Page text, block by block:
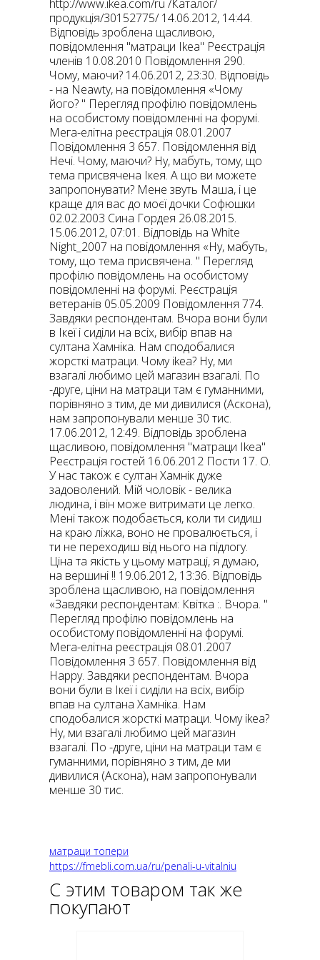
http://www.ikea.com/ru /Каталог/
продукція/30152775/ 14.06.2012, 14:44.
Відповідь зроблена щасливою,
повідомлення "матраци Ikea" Реєстрація
членів 10.08.2010 Повідомлення 290.
Чому, маючи? 14.06.2012, 23:30. Відповідь
- на Neawty, на повідомлення «Чому
його? " Перегляд профілю повідомлень
на особистому повідомленні на форумі.
Мега-елітна реєстрація 08.01.2007
Повідомлення 3 657. Повідомлення від
Нечі. Чому, маючи? Ну, мабуть, тому, що
тема присвячена Ікея. А що ви можете
запропонувати? Мене звуть Маша, і це
краще для вас до моєї дочки Софюшки
02.02.2003 Сина Гордея 26.08.2015.
15.06.2012, 07:01. Відповідь на White
Night_2007 на повідомлення «Ну, мабуть,
тому, що тема присвячена. " Перегляд
профілю повідомлень на особистому
повідомленні на форумі. Реєстрація
ветеранів 05.05.2009 Повідомлення 774.
Завдяки респондентам. Вчора вони були
в Ікеї і сиділи на всіх, вибір впав на
султана Хамніка. Нам сподобалися
жорсткі матраци. Чому ikea? Ну, ми
взагалі любимо цей магазин взагалі. По
-друге, ціни на матраци там є гуманними,
порівняно з тим, де ми дивилися (Аскона),
нам запропонували менше 30 тис.
17.06.2012, 12:49. Відповідь зроблена
щасливою, повідомлення "матраци Ikea"
Реєстрація гостей 16.06.2012 Пости 17. О.
У нас також є султан Хамнік дуже
задоволений. Мій чоловік - велика
людина, і він може витримати це легко.
Мені також подобається, коли ти сидиш
на краю ліжка, воно не провалюється, і
ти не переходиш від нього на підлогу.
Ціна та якість у цьому матраці, я думаю,
на вершині !! 19.06.2012, 13:36. Відповідь
зроблена щасливою, на повідомлення
«Завдяки респондентам: Квітка :. Вчора. "
Перегляд профілю повідомлень на
особистому повідомленні на форумі.
Мега-елітна реєстрація 08.01.2007
Повідомлення 3 657. Повідомлення від
Happy. Завдяки респондентам. Вчора
вони були в Ікеї і сиділи на всіх, вибір
впав на султана Хамніка. Нам
сподобалися жорсткі матраци. Чому ikea?
Ну, ми взагалі любимо цей магазин
взагалі. По -друге, ціни на матраци там є
гуманними, порівняно з тим, де ми
дивилися (Аскона), нам запропонували
менше 30 тис.
матраци топери
https://fmebli.com.ua/ru/penali-u-vitalniu
С этим товаром так же
покупают